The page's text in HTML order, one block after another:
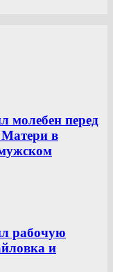
молебен перед
в
рабочую
и